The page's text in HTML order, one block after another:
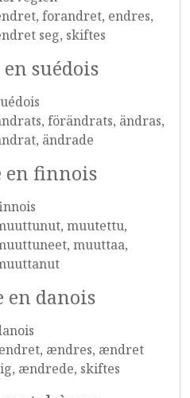
forandret, endres,
seg, skiftes
suédois
förändrats, ändras,
ändrade
en finnois
muutettu,
muuttaa,
en danois
ændres, ændret
ændrede, skiftes